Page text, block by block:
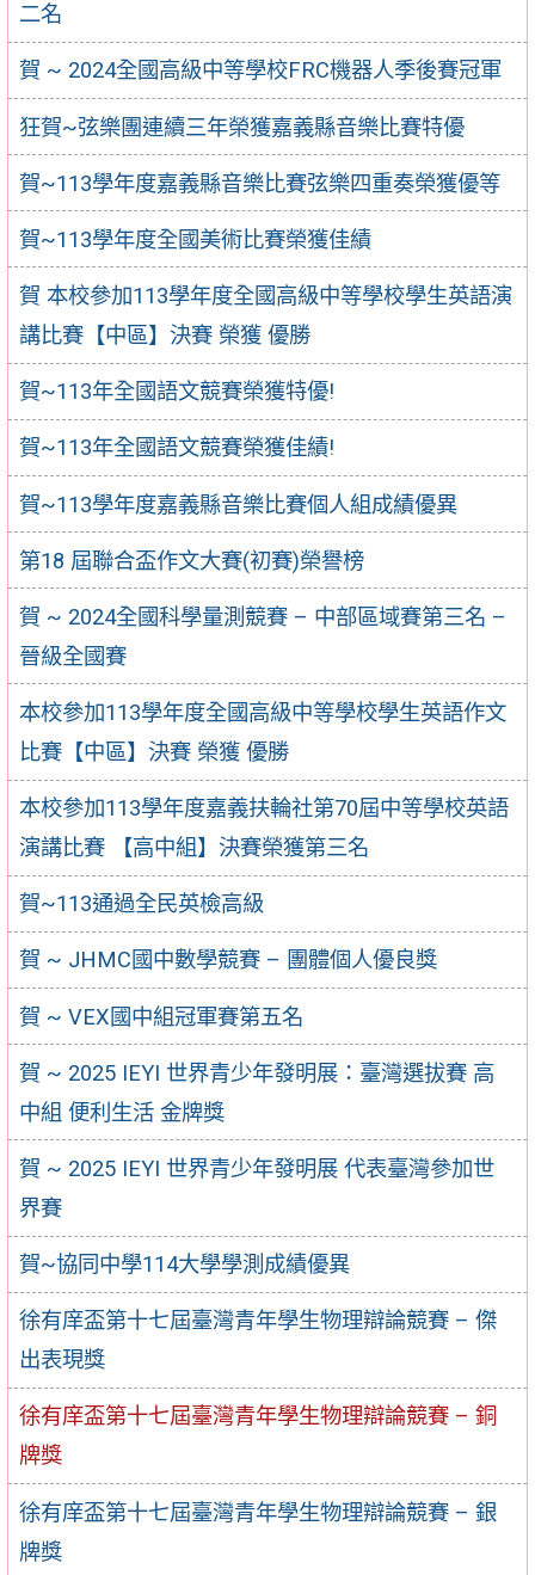
二名
賀 ~ 2024全國高級中等學校FRC機器人季後賽冠軍
狂賀~弦樂團連續三年榮獲嘉義縣音樂比賽特優
賀~113學年度嘉義縣音樂比賽弦樂四重奏榮獲優等
賀~113學年度全國美術比賽榮獲佳績
賀 本校參加113學年度全國高級中等學校學生英語演
講比賽【中區】決賽 榮獲 優勝
賀~113年全國語文競賽榮獲特優!
賀~113年全國語文競賽榮獲佳績!
賀~113學年度嘉義縣音樂比賽個人組成績優異
第18 屆聯合盃作文大賽(初賽)榮譽榜
賀 ~ 2024全國科學量測競賽 – 中部區域賽第三名 –
晉級全國賽
本校參加113學年度全國高級中等學校學生英語作文
比賽【中區】決賽 榮獲 優勝
本校參加113學年度嘉義扶輪社第70屆中等學校英語
演講比賽 【高中組】決賽榮獲第三名
賀~113通過全民英檢高級
賀 ~ JHMC國中數學競賽 – 團體個人優良獎
賀 ~ VEX國中組冠軍賽第五名
賀 ~ 2025 IEYI 世界青少年發明展：臺灣選拔賽 高
中組 便利生活 金牌獎
賀 ~ 2025 IEYI 世界青少年發明展 代表臺灣參加世
界賽
賀~協同中學114大學學測成績優異
徐有庠盃第十七屆臺灣青年學生物理辯論競賽 – 傑
出表現獎
徐有庠盃第十七屆臺灣青年學生物理辯論競賽 – 銅
牌獎
徐有庠盃第十七屆臺灣青年學生物理辯論競賽 – 銀
牌獎